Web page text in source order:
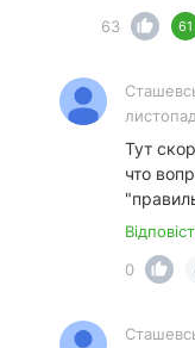
63
61
Тут
что
0